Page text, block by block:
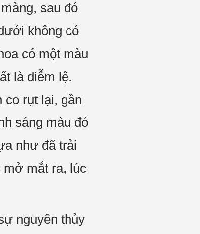
sau đó
không có
có một màu
là diễm lệ.
co rụt lại, gần
sáng màu đỏ
như đã trải
mở mắt ra, lúc
nguyên thủy